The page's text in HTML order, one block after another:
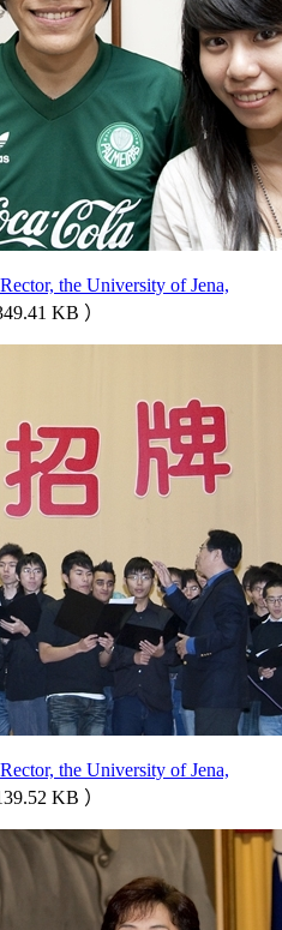
the University of Jena,
KB ）
the University of Jena,
KB ）